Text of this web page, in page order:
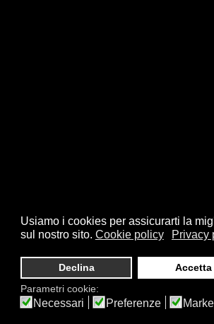
Usiamo i cookies per assicurarti la
sul nostro sito. Cookie policy Privacy
Declina
Parametri cookie:
Necessari Preferenze